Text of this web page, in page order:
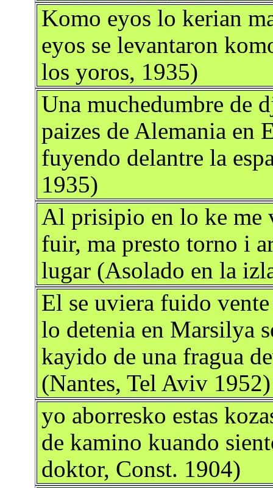
Komo eyos lo kerian
eyos se levantaron
los yoros, 1935)
Una muchedumbre de
paizes de Alemania en
fuyendo delantre la
1935)
Al prisipio en lo ke me
fuir, ma presto torno i
lugar (Asolado en la
El se uviera fuido
lo detenia en Marsilya
kayido de una fragua
(Nantes, Tel Aviv 1952)
yo aborresko estas
de kamino kuando
doktor, Const. 1904)